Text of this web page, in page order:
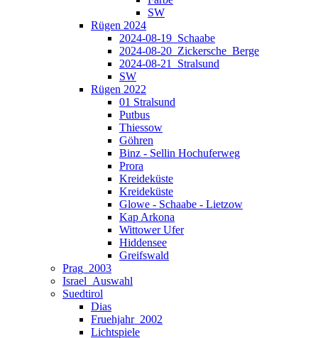
SW
Rügen 2024
2024-08-19_Schaabe
2024-08-20_Zickersche_Berge
2024-08-21_Stralsund
SW
Rügen 2022
01 Stralsund
Putbus
Thiessow
Göhren
Binz - Sellin Hochuferweg
Prora
Kreideküste
Kreideküste
Glowe - Schaabe - Lietzow
Kap Arkona
Wittower Ufer
Hiddensee
Greifswald
Prag_2003
Israel_Auswahl
Suedtirol
Dias
Fruehjahr_2002
Lichtspiele